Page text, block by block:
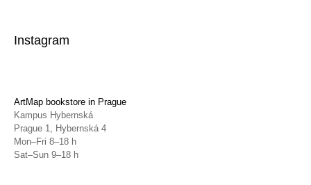
Instagram
ArtMap bookstore in Prague
Kampus Hybernská
Prague 1, Hybernská 4
Mon–Fri 8–18 h
Sat–Sun 9–18 h